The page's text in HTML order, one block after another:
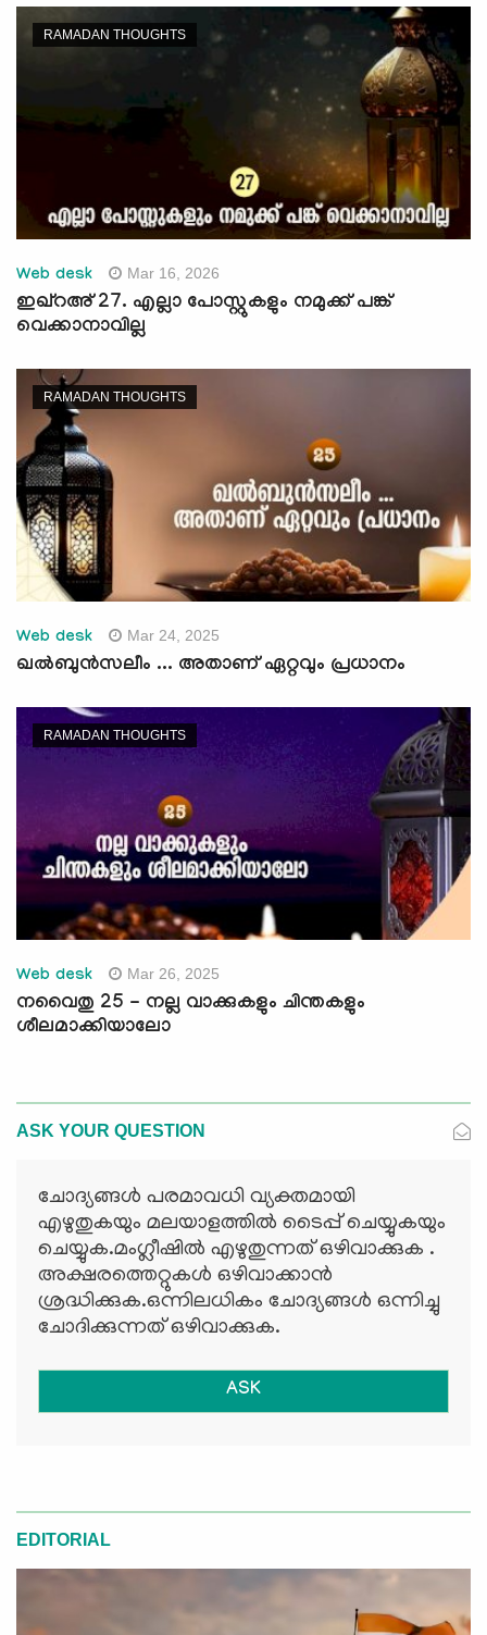
RAMADAN THOUGHTS
Web desk Mar 16, 2026
ഇഖ്റഅ് 27. എല്ലാ പോസ്റ്റുകളും നമുക്ക് പങ്ക്
വെക്കാനാവില്ല
RAMADAN THOUGHTS
Web desk Mar 24, 2025
ഖല്‍ബുന്‍സലീം ... അതാണ് ഏറ്റവും പ്രധാനം
RAMADAN THOUGHTS
Web desk Mar 26, 2025
നവൈതു 25 - നല്ല വാക്കുകളും ചിന്തകളും
ശീലമാക്കിയാലോ
ASK YOUR QUESTION
ചോദ്യങ്ങള്‍ പരമാവധി വ്യക്തമായി
എഴുതുകയും മലയാളത്തില്‍ ടൈപ്പ് ചെയ്യുകയും
ചെയ്യുക.മംഗ്ലീഷില്‍ എഴുതുന്നത് ഒഴിവാക്കുക .
അക്ഷരത്തെറ്റുകള്‍ ഒഴിവാക്കാന്‍
ശ്രദ്ധിക്കുക.ഒന്നിലധികം ചോദ്യങ്ങള്‍ ഒന്നിച്ചു
ചോദിക്കുന്നത് ഒഴിവാക്കുക.
ASK
EDITORIAL